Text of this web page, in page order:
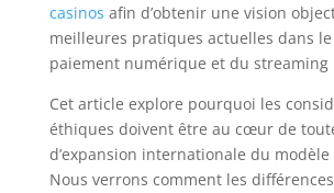
casinos afin d’obtenir une vision
meilleures pratiques actuelles dans
paiement numérique et du streaming
Cet article explore pourquoi les
éthiques doivent être au cœur de
d’expansion internationale du modèle
Nous verrons comment les